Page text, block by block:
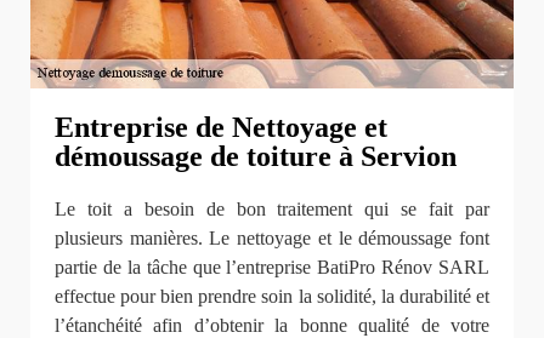
Entreprise de Nettoyage et
démoussage de toiture à Servion
Le toit a besoin de bon traitement qui se fait par
plusieurs manières. Le nettoyage et le démoussage font
partie de la tâche que l’entreprise BatiPro Rénov SARL
effectue pour bien prendre soin la solidité, la durabilité et
l’étanchéité afin d’obtenir la bonne qualité de votre